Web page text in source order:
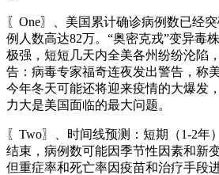
〖One〗、美国累计确诊病例数已经
例人数高达82万。“奥密克戎”变异毒
极强，短短几天内全美各州纷纷沦陷
告：病毒专家福奇连夜发出警告，称
今年冬天可能还将迎来疫情的大爆发
力大是美国面临的最大问题。
〖Two〗、时间线预测：短期（1-2年
结束，病例数可能因季节性因素和新
但重症率和死亡率因疫苗和治疗手段